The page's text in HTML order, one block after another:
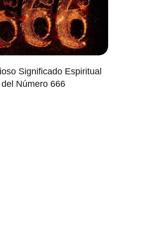
Significado Espiritual
del Número 666